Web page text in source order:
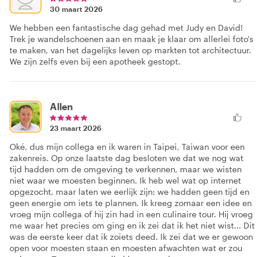
30 maart 2026
We hebben een fantastische dag gehad met Judy en David!
Trek je wandelschoenen aan en maak je klaar om allerlei foto's
te maken, van het dagelijks leven op markten tot architectuur.
We zijn zelfs even bij een apotheek gestopt.
Allen
23 maart 2026
Oké, dus mijn collega en ik waren in Taipei, Taiwan voor een
zakenreis. Op onze laatste dag besloten we dat we nog wat
tijd hadden om de omgeving te verkennen, maar we wisten
niet waar we moesten beginnen. Ik heb wel wat op internet
opgezocht, maar laten we eerlijk zijn: we hadden geen tijd en
geen energie om iets te plannen. Ik kreeg zomaar een idee en
vroeg mijn collega of hij zin had in een culinaire tour. Hij vroeg
me waar het precies om ging en ik zei dat ik het niet wist... Dit
was de eerste keer dat ik zoiets deed. Ik zei dat we er gewoon
open voor moesten staan en moesten afwachten wat er zou